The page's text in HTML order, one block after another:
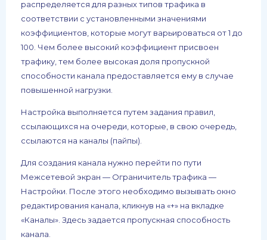
распределяется для разных типов трафика в
соответствии с установленными значениями
коэффициентов, которые могут варьироваться от 1 до
100. Чем более высокий коэффициент присвоен
трафику, тем более высокая доля пропускной
способности канала предоставляется ему в случае
повышенной нагрузки.
Настройка выполняется путем задания правил,
ссылающихся на очереди, которые, в свою очередь,
ссылаются на каналы (пайпы).
Для создания канала нужно перейти по пути
Межсетевой экран — Ограничитель трафика —
Настройки. После этого необходимо вызывать окно
редактирования канала, кликнув на «+» на вкладке
«Каналы». Здесь задается пропускная способность
канала.